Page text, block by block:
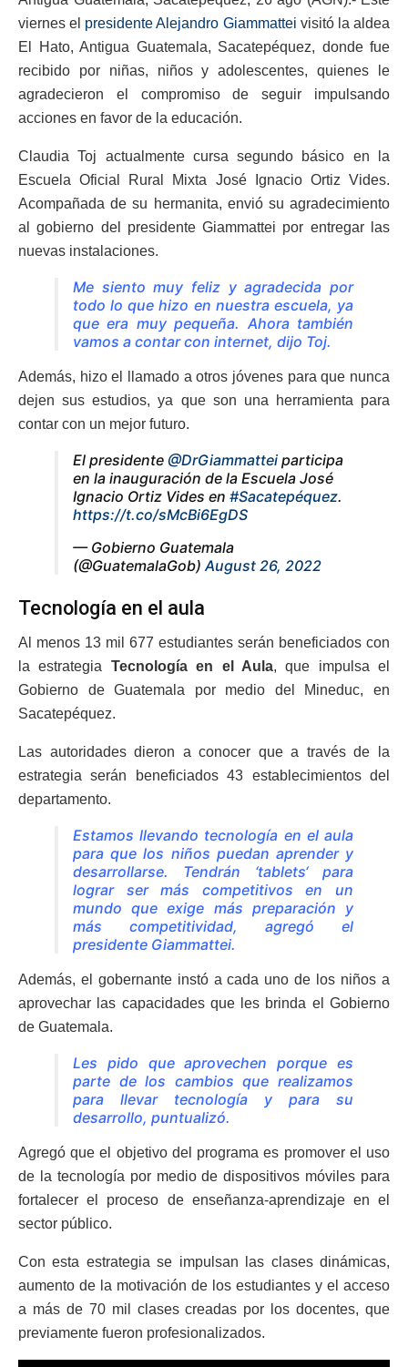
viernes el presidente Alejandro Giammattei visitó la aldea
El Hato, Antigua Guatemala, Sacatepéquez, donde fue
recibido por niñas, niños y adolescentes, quienes le
agradecieron el compromiso de seguir impulsando
acciones en favor de la educación.
Claudia Toj actualmente cursa segundo básico en la
Escuela Oficial Rural Mixta José Ignacio Ortiz Vides.
Acompañada de su hermanita, envió su agradecimiento
al gobierno del presidente Giammattei por entregar las
nuevas instalaciones.
Me siento muy feliz y agradecida por
todo lo que hizo en nuestra escuela, ya
que era muy pequeña. Ahora también
vamos a contar con internet, dijo Toj.
Además, hizo el llamado a otros jóvenes para que nunca
dejen sus estudios, ya que son una herramienta para
contar con un mejor futuro.
El presidente @DrGiammattei participa
en la inauguración de la Escuela José
Ignacio Ortiz Vides en #Sacatepéquez.
https://t.co/sMcBi6EgDS
— Gobierno Guatemala
(@GuatemalaGob)August 26, 2022
Tecnología en el aula
Al menos 13 mil 677 estudiantes serán beneficiados con
la estrategia Tecnología en el Aula, que impulsa el
Gobierno de Guatemala por medio del Mineduc, en
Sacatepéquez.
Las autoridades dieron a conocer que a través de la
estrategia serán beneficiados 43 establecimientos del
departamento.
Estamos llevando tecnología en el aula
para que los niños puedan aprender y
desarrollarse. Tendrán ‘tablets‘ para
lograr ser más competitivos en un
mundo que exige más preparación y
más competitividad, agregó el
presidente Giammattei.
Además, el gobernante instó a cada uno de los niños a
aprovechar las capacidades que les brinda el Gobierno
de Guatemala.
Les pido que aprovechen porque es
parte de los cambios que realizamos
para llevar tecnología y para su
desarrollo, puntualizó.
Agregó que el objetivo del programa es promover el uso
de la tecnología por medio de dispositivos móviles para
fortalecer el proceso de enseñanza-aprendizaje en el
sector público.
Con esta estrategia se impulsan las clases dinámicas,
aumento de la motivación de los estudiantes y el acceso
a más de 70 mil clases creadas por los docentes, que
previamente fueron profesionalizados.